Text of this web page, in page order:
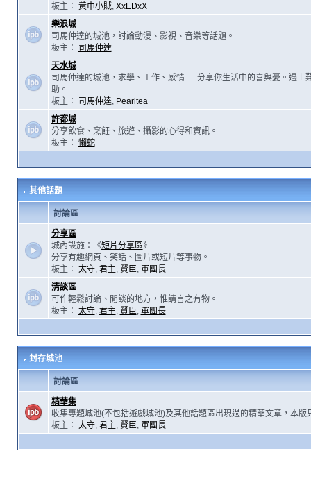
板主： 黃巾小賊, XxEDxX
樂浪城
司馬仲達的城池，討論動漫、影視、音樂等話題。
板主：
司馬仲達
天水城
司馬仲達的城池，求學、工作、感情......分享你生活中的喜與憂。遇上
助。
板主：
司馬仲達, Pearltea
許都城
分享飲食、烹飪、旅遊、攝影的心得和資訊。
板主： 懶蛇
其他話題
討論區
分享區
城內設施：《短片分享區》
分享有趣網頁、笑話、圖片或短片等事物。
板主： 太守, 君主, 賢臣, 軍團長
清談區
可作輕鬆討論、閒談的地方，惟請言之有物。
板主： 太守, 君主, 賢臣, 軍團長
封存城池
討論區
精華集
收集專題城池(不包括遊戲城池)及其他話題區出現過的精華文章，本版
板主： 太守, 君主, 賢臣, 軍團長